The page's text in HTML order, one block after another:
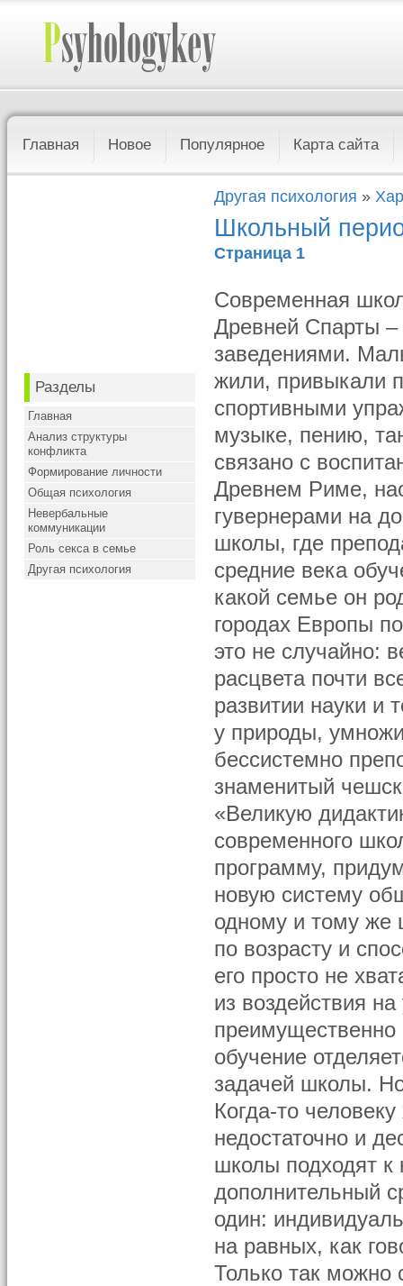
Главная Новое Популярное Карта сайта
Разделы
Главная
Анализ структуры
конфликта
Формирование личности
Общая психология
Невербальные
коммуникации
Роль секса в семье
Другая психология
Другая психология »
Школьный
Страница 1
Современная
Древней Спарты
заведениями.
жили, привыкали
спортивными
музыке, пению,
связано с
Древнем Риме,
гувернерами на
школы, где
средние века
какой семье он
городах Европы
это не случайно:
расцвета почти
развитии науки и
у природы,
бессистемно
знаменитый
«Великую
современного
программу,
новую систему
одному и тому же
по возрасту и
его просто не
из воздействия
преимущественно
обучение
задачей школы.
Когда-то
недостаточно и
школы подходят к
дополнительный
один:
на равных, как
Только так можно